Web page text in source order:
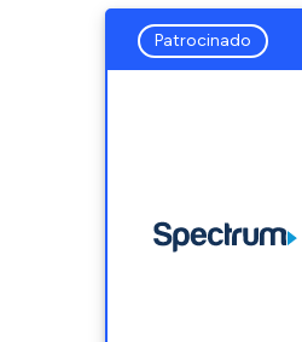
Patrocinado